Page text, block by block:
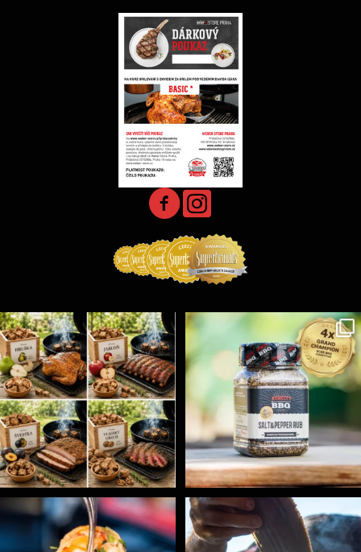
Udící špalíky - BORN TO SMOKE - různé druhy k...
3 0
Koření Suncity – autentická BBQ chuť u vás doma!...
1 0
Spoustu podobných triků, které vám usnadní nejenom ...
9 0
Ryba na grilu je opravdu rychlá, a stejně tak